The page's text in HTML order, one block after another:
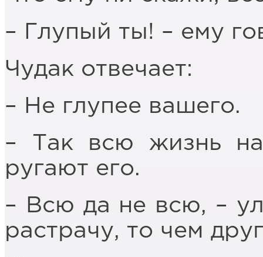
– Глупый ты! – ему
Чудак отвечает:
– Не глупее вашего.
– Так всю жизнь
ругают его.
– Всю да не всю, –
растрачу, то чем